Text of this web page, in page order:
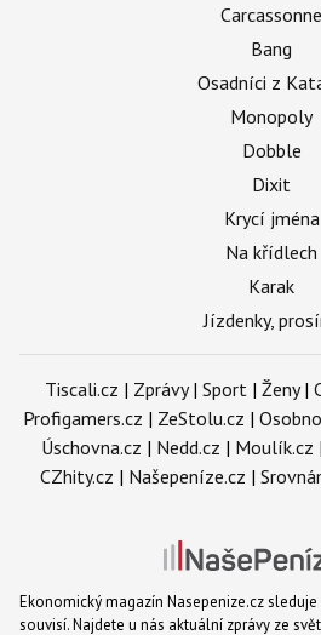
Carcassonne
Bang
Osadníci z
Monopoly
Dobble
Dixit
Krycí jména
Na křídlech
Karak
Jízdenky,
Tiscali.cz | Zprávy| Sport | Ženy|
Profigamers.cz | ZeStolu.cz |
Úschovna.cz | Nedd.cz | Moulík.cz |
CZhity.cz | Našepeníze.cz |
Ekonomický magazín Nasepenize.cz
souvisí. Najdete u nás aktuální zprávy ze